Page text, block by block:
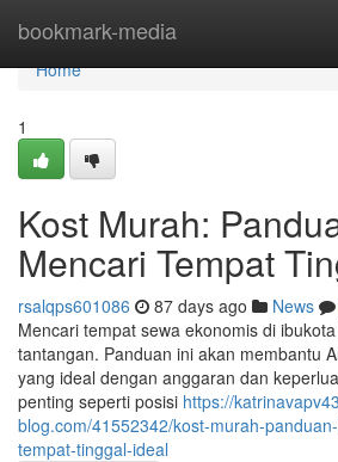
bookmark-media
Home
Home
1
Kost Murah:
Mencari Tempat
rsalqps601086 87 days ago News
Mencari tempat sewa ekonomis di
tantangan. Panduan ini akan membantu
yang ideal dengan anggaran dan
penting seperti posisi https://
blog.com/41552342/kost-murah-
tempat-tinggal-ideal